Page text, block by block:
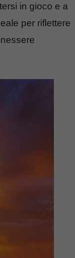
in gioco e a
per riflettere